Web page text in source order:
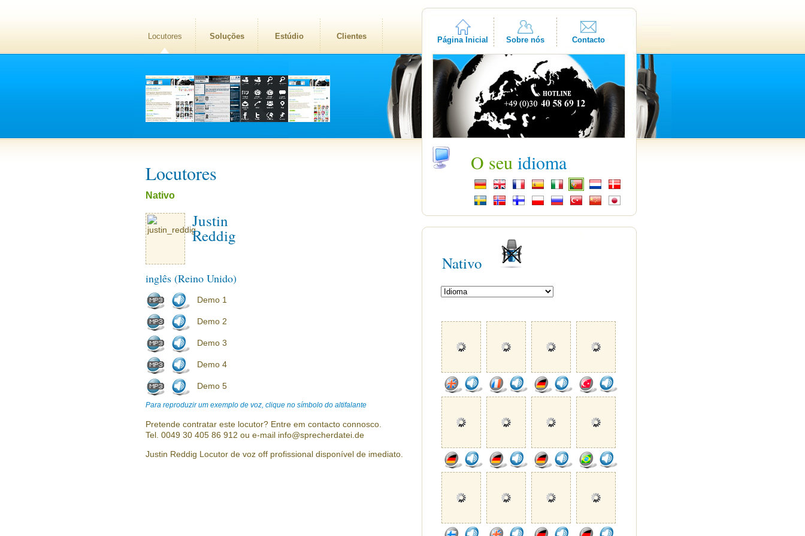
Locutores Soluções Estúdio Clientes Página Inicial Sobre nós Contacto
Locutores
Nativo
Justin
Reddig
inglês (Reino Unido)
Demo 1
Demo 2
Demo 3
Demo 4
Demo 5
Para reproduzir um exemplo de voz, clique no símbolo do altifalante
Pretende contratar este locutor? Entre em contacto connosco.
Tel. 0049 30 405 86 912 ou e-mail info@sprecherdatei.de
Justin Reddig Locutor de voz off profissional disponível de imediato.
O seu idioma
Nativo